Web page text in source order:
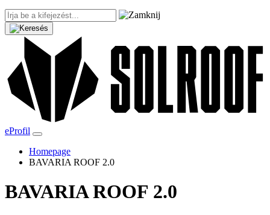
eProfil
Homepage
BAVARIA ROOF 2.0
BAVARIA ROOF 2.0